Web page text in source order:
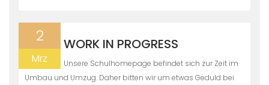
2
Mrz
WORK IN PROGRESS
Unsere Schulhomepage befindet sich zur Zeit im
Umbau und Umzug. Daher bitten wir um etwas Geduld bei